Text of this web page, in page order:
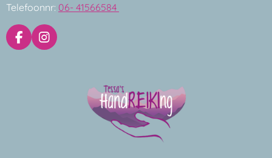
Telefoonnr: 06- 41566584
F
a
I
n